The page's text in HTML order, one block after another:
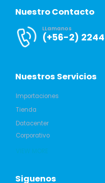
Nuestro Contacto
LLamanos
(+56-2) 2244
Nuestros Servicios
Importaciones
Tienda
Datacenter
Corporativo
Siguenos